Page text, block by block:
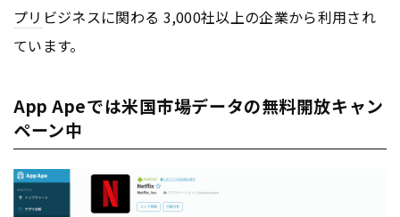
プリ ビジネスに関わる 3,000社以上の企業から利用され
ています。
App Apeでは米国市場データの無料開放キャン
ペーン中